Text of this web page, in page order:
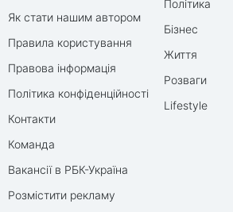
Як стати нашим автором
Правила користування
Правова інформація
Політика конфіденційності
Контакти
Команда
Вакансії в РБК-Україна
Розмістити рекламу
Політика
Бізнес
Життя
Розваги
Lifestyle